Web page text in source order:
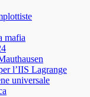
mafia
l’IIS Lagrange
universale